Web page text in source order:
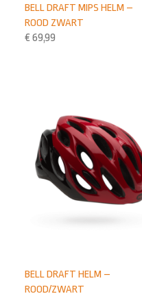
BELL DRAFT MIPS HELM –
ROOD ZWART
€ 69,99
BELL DRAFT HELM –
ROOD/ZWART